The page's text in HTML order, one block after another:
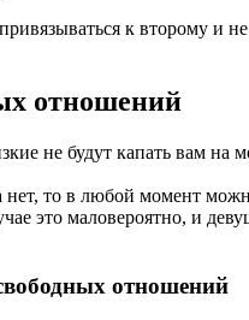
к второму и
отношений
не будут капать вам на
то в любой момент
это маловероятно, и
отношений